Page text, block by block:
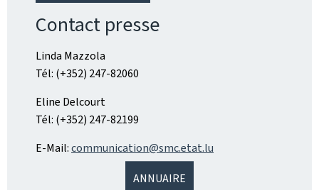
Contact presse
Linda Mazzola
Tél: (+352) 247-82060
Eline Delcourt
Tél: (+352) 247-82199
E-Mail:communication@smc.etat.lu
ANNUAIRE